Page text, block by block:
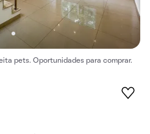
pets. Oportunidades para comprar.